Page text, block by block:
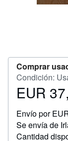
Comprar
Condición:
Precio
37,50
EUR
Envío por
Se envía de
Cantidad